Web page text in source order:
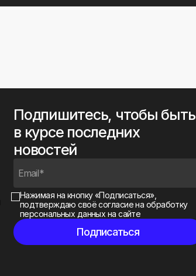
Подпишитесь, чтобы быть
в курсе последних
новостей
Нажимая на кнопку «Подписаться»,
подтверждаю своёсогласие на обработку
персональных данных на сайте